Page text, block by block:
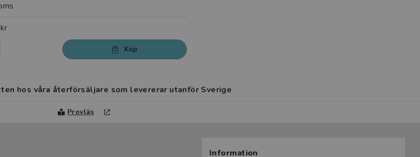
Köp
hos våra återförsäljare som levererar utanför Sverige
Provläs
Information